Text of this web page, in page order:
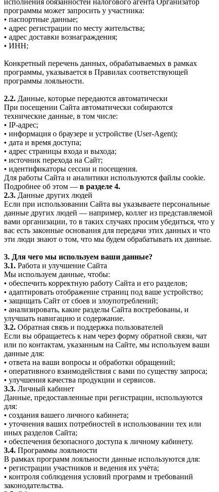
программы может запросить у участника:
• паспортные данные;
• адрес регистрации по месту жительства;
• адрес доставки вознаграждения;
• ИНН;
Конкретный перечень данных, обрабатываемых в рамках
программы, указывается в Правилах соответствующей
программы лояльности.
2.2. Данные, которые передаются автоматически
При посещении Сайта автоматически собираются
технические данные, в том числе:
• IP-адрес;
• информация о браузере и устройстве (User-Agent);
• дата и время доступа;
• адрес страницы входа и выхода;
• источник перехода на Сайт;
• идентификаторы сессии и посещения.
Для работы Сайта и аналитики используются файлы cookie.
Подробнее об этом — в разделе 4.
2.3. Данные других людей
Если при использовании Сайта вы указываете персональные
данные других людей — например, коллег из представляемой
вами организации, то в таких случаях просим убедиться, что у
вас есть законные основания для передачи этих данных и что
эти люди знают о том, что мы будем обрабатывать их данные.
3. Для чего мы используем ваши данные?
3.1. Работа и улучшение Сайта
Мы используем данные, чтобы:
• обеспечить корректную работу Сайта и его разделов;
• адаптировать отображение страниц под ваше устройство;
• защищать Сайт от сбоев и злоупотреблений;
• анализировать, какие разделы Сайта востребованы, и
улучшать навигацию и содержание.
3.2. Обратная связь и поддержка пользователей
Если вы обращаетесь к нам через форму обратной связи, чат
или по контактам, указанным на Сайте, мы используем ваши
данные для:
• ответа на ваши вопросы и обработки обращений;
• оперативного взаимодействия с вами по существу запроса;
• улучшения качества продукции и сервисов.
3.3. Личный кабинет
Данные, предоставленные при регистрации, используются
для:
• создания вашего личного кабинета;
• уточнения ваших потребностей в использовании тех или
иных разделов Сайта;
• обеспечения безопасного доступа к личному кабинету.
3.4. Программы лояльности
В рамках программ лояльности данные используются для:
• регистрации участников и ведения их учёта;
• контроля соблюдения условий программ и требований
законодательства.